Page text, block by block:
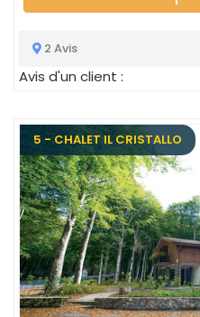
2 Avis
Avis d'un client :
5 - CHALET IL CRISTALLO